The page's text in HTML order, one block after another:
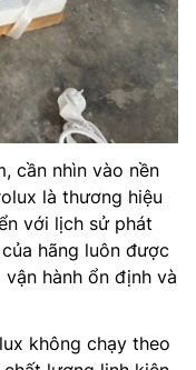
cần nhìn vào nền
là thương hiệu
với lịch sử phát
hãng luôn được
hành ổn định và
không chạy theo